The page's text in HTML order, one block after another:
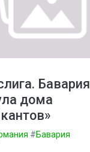
Бавария
дома
#Бавария